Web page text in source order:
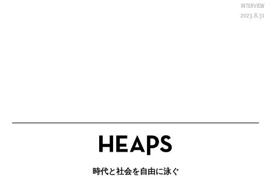
INTERVIEW
2023.8.31
時代と社会を自由に泳ぐ